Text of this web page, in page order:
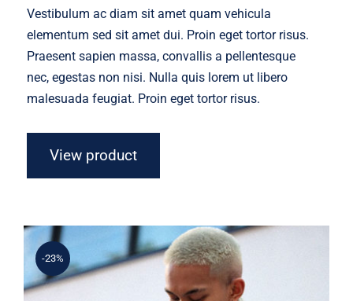
was:
is:
Vestibulum ac diam sit amet quam vehicula
elementum sed sit amet dui. Proin eget tortor risus.
Praesent sapien massa, convallis a pellentesque
nec, egestas non nisi. Nulla quis lorem ut libero
malesuada feugiat. Proin eget tortor risus.
View product
-23%